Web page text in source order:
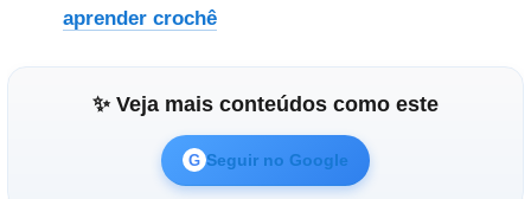
aprender crochê
✨ Veja mais conteúdos como este
G Seguir no Google